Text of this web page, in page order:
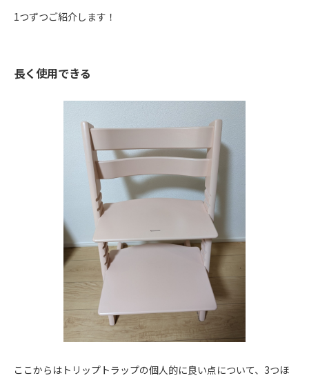
1つずつご紹介します！
長く使用できる
ここからはトリップトラップの個人的に良い点について、3つほ